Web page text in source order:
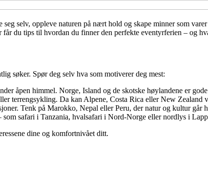
selv, oppleve naturen på nært hold og skape minner som
du tips til hvordan du finner den perfekte eventyrferien – og
søker. Spør deg selv hva som motiverer deg mest:
åpen himmel. Norge, Island og de skotske høylandene er
terrengsykling. Da kan Alpene, Costa Rica eller New Zealand
Tenk på Marokko, Nepal eller Peru, der natur og kultur går
safari i Tanzania, hvalsafari i Nord-Norge eller nordlys i
dine og komfortnivået ditt.